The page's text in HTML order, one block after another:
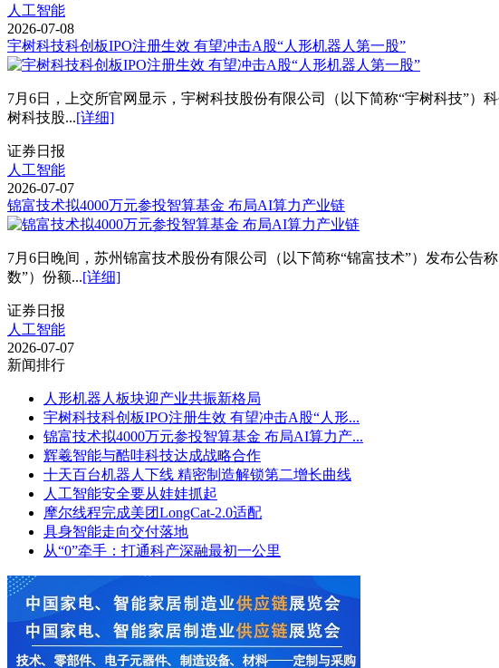
人工智能
2026-07-08
宇树科技科创板IPO注册生效 有望冲击A股“人形机器人第一股”
7月6日，上交所官网显示，宇树科技股份有限公司（以下简称“宇树科技”）
树科技股...[详细]
证券日报
人工智能
2026-07-07
锦富技术拟4000万元参投智算基金 布局AI算力产业链
7月6日晚间，苏州锦富技术股份有限公司（以下简称“锦富技术”）发布公告
数”）份额...[详细]
证券日报
人工智能
2026-07-07
新闻排行
人形机器人板块迎产业共振新格局
宇树科技科创板IPO注册生效 有望冲击A股“人形...
锦富技术拟4000万元参投智算基金 布局AI算力产...
辉羲智能与酷哇科技达成战略合作
十天百台机器人下线 精密制造解锁第二增长曲线
人工智能安全要从娃娃抓起
摩尔线程完成美团LongCat-2.0适配
具身智能走向交付落地
从“0”牵手：打通科产深融最初一公里